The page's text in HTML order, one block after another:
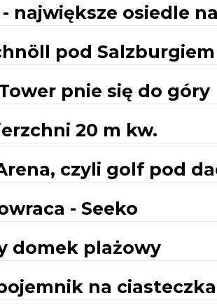
największe osiedle
pod Salzburgiem
pnie się do góry
20 m kw.
czyli golf pod
- Seeko
domek plażowy
na ciasteczka